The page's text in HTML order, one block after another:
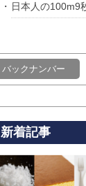
日本人の100m9
バックナンバー
新着記事